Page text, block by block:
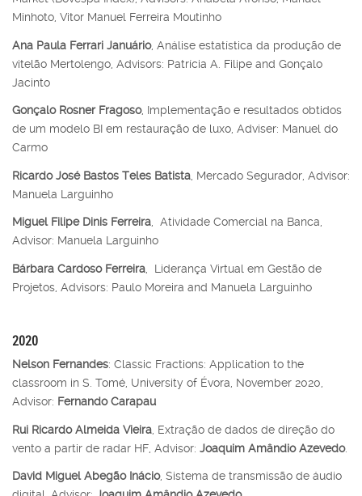
Minhoto, Vitor Manuel Ferreira Moutinho
Ana Paula Ferrari Januário, Análise estatística da produção de
vitelão Mertolengo, Advisors: Patrícia A. Filipe and Gonçalo
Jacinto
Gonçalo Rosner Fragoso, Implementação e resultados obtidos
de um modelo BI em restauração de luxo, Adviser: Manuel do
Carmo
Ricardo José Bastos Teles Batista , Mercado Segurador, Advisor:
Manuela Larguinho
Miguel Filipe Dinis Ferreira, Atividade Comercial na Banca,
Advisor: Manuela Larguinho
Bárbara Cardoso Ferreira , Liderança Virtual em Gestão de
Projetos, Advisors: Paulo Moreira and Manuela Larguinho
2020
Nelson Fernandes: Classic Fractions: Application to the
classroom in S. Tomé, University of Évora, November 2020,
Advisor: Fernando Carapau
Rui Ricardo Almeida Vieira , Extração de dados de direção do
vento a partir de radar HF, Advisor: Joaquim Amândio Azevedo.
David Miguel Abegão Inácio, Sistema de transmissão de áudio